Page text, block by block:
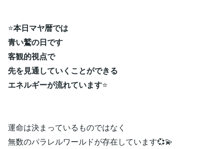
⭐本日マヤ暦では
青い鷲の日です
客観的視点で
先を見通していくことができる
エネルギーが流れています⭐
運命は決まっているものではなく
無数のパラレルワールドが存在しています💞💫